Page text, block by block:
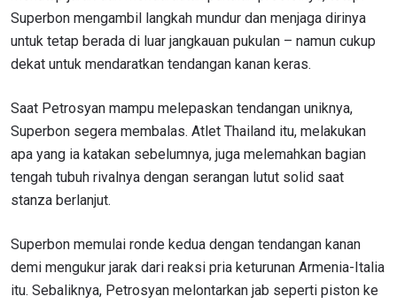
Superbon mengambil langkah mundur dan menjaga dirinya
untuk tetap berada di luar jangkauan pukulan – namun cukup
dekat untuk mendaratkan tendangan kanan keras.
Saat Petrosyan mampu melepaskan tendangan uniknya,
Superbon segera membalas. Atlet Thailand itu, melakukan
apa yang ia katakan sebelumnya, juga melemahkan bagian
tengah tubuh rivalnya dengan serangan lutut solid saat
stanza berlanjut.
Superbon memulai ronde kedua dengan tendangan kanan
demi mengukur jarak dari reaksi pria keturunan Armenia-Italia
itu. Sebaliknya, Petrosyan melontarkan jab seperti piston ke